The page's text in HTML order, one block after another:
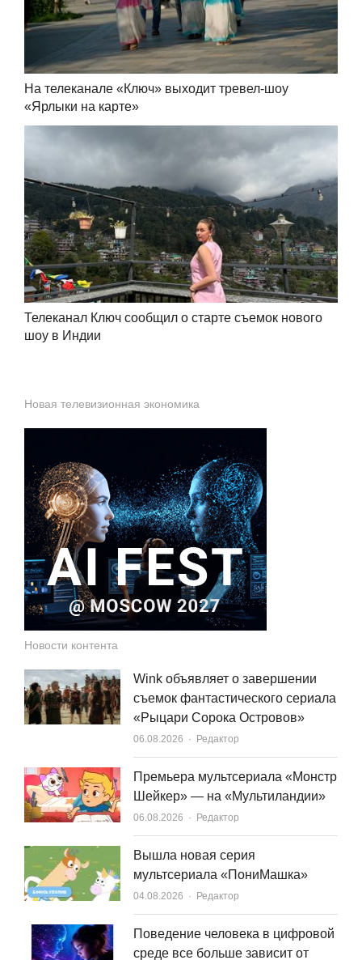
На телеканале «Ключ» выходит тревел-шоу
«Ярлыки на карте»
Телеканал Ключ сообщил о старте съемок нового
шоу в Индии
Новая телевизионная экономика
Новости контента
Wink объявляет о завершении
съемок фантастического сериала
«Рыцари Сорока Островов»
06.08.2026 Author
Редактор
Премьера мультсериала «Монстр
Шейкер» — на «Мультиландии»
06.08.2026 Author
Редактор
Вышла новая серия
мультсериала «ПониМашка»
04.08.2026 Author
Редактор
Поведение человека в цифровой
среде все больше зависит от